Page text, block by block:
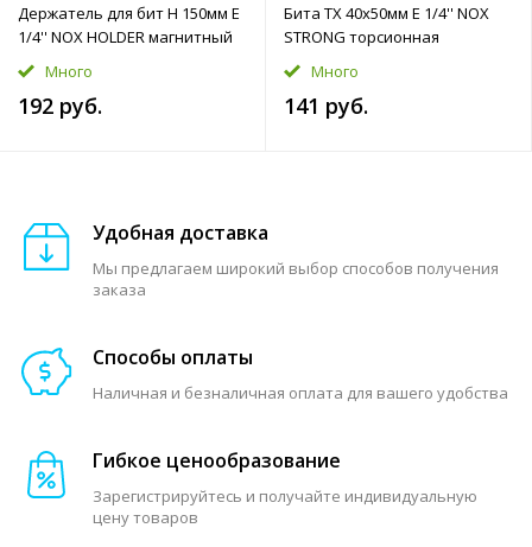
Держатель для бит H 150мм E
1/4'' NOX HOLDER магнитный
Много
192 руб.
Бита TX 40x50мм E 1/4'' NOX
STRONG торсионная
Много
141 руб.
Удобная доставка
Мы предлагаем широкий выбор способов получения
заказа
Способы оплаты
Наличная и безналичная оплата для вашего удобства
Гибкое ценообразование
Зарегистрируйтесь и получайте индивидуальную
цену товаров